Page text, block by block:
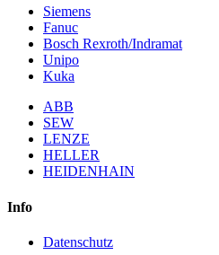
Siemens
Fanuc
Bosch Rexroth/Indramat
Unipo
Kuka
ABB
SEW
LENZE
HELLER
HEIDENHAIN
Info
Datenschutz